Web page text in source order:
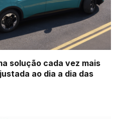
solução cada vez mais
ao dia a dia das